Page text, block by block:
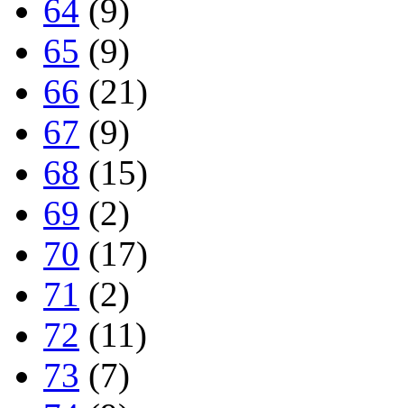
64 (9)
65 (9)
66 (21)
67 (9)
68 (15)
69 (2)
70 (17)
71 (2)
72 (11)
73 (7)